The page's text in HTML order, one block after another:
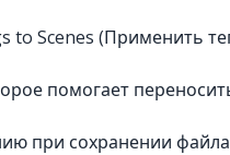
to Scenes (Применить
помогает
при сохранении